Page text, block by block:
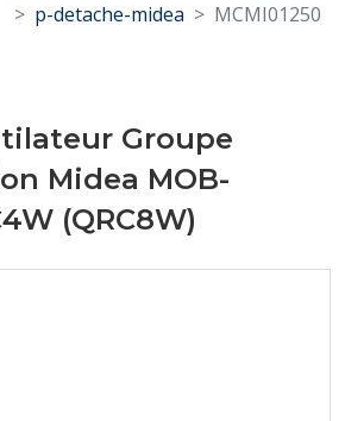
p-detache-midea
MCMI01250
Groupe
Midea MOB-
(QRC8W)